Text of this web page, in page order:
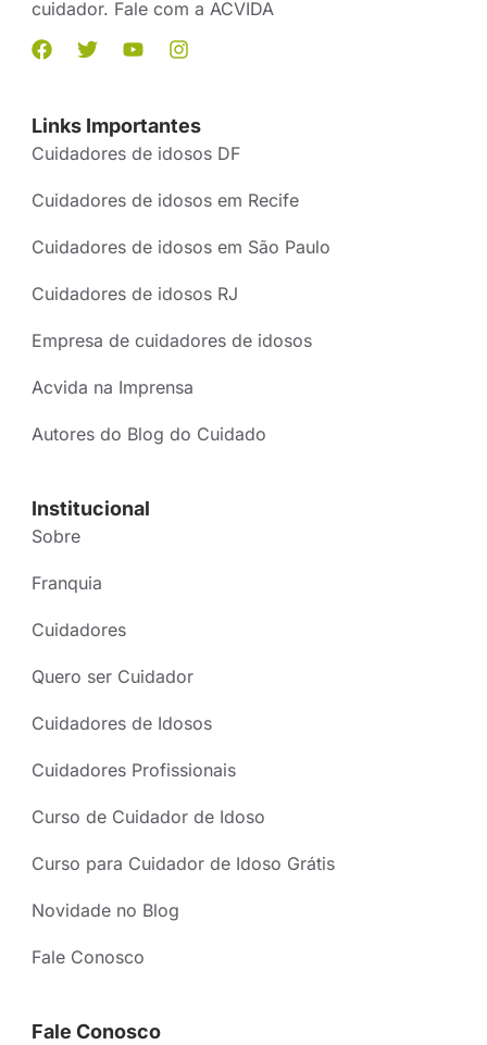
cuidador. Fale com a ACVIDA
Links Importantes
Cuidadores de idosos DF
Cuidadores de idosos em Recife
Cuidadores de idosos em São Paulo
Cuidadores de idosos RJ
Empresa de cuidadores de idosos
Acvida na Imprensa
Autores do Blog do Cuidado
Institucional
Sobre
Franquia
Cuidadores
Quero ser Cuidador
Cuidadores de Idosos
Cuidadores Profissionais
Curso de Cuidador de Idoso
Curso para Cuidador de Idoso Grátis
Novidade no Blog
Fale Conosco
Fale Conosco